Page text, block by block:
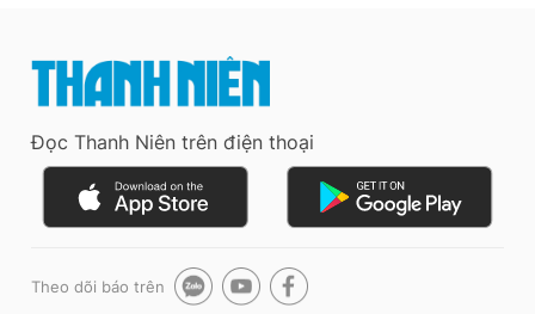
Đọc Thanh Niên trên điện thoại
Theo dõi báo trên